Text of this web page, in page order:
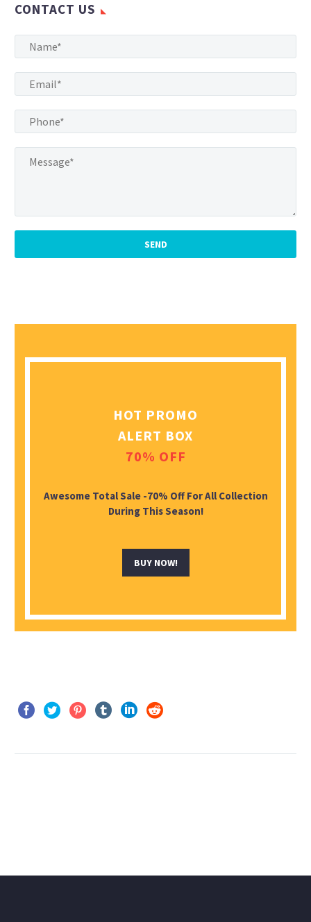
CONTACT US
HOT PROMO
ALERT BOX
70% OFF
Awesome Total Sale -70% Off For All Collection
During This Season!
BUY NOW!